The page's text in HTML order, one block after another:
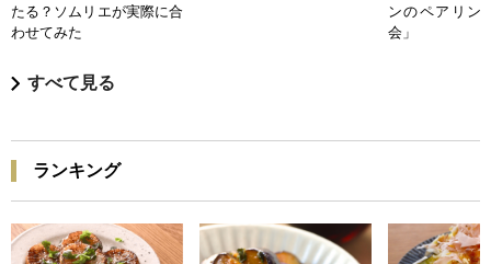
たる？ソムリエが実際に合
わせてみた
ンのペアリン
会」
すべて見る
ランキング